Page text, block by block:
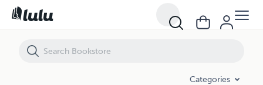
Categories
DER GROSSE WOLFFEN Band 1 - 10